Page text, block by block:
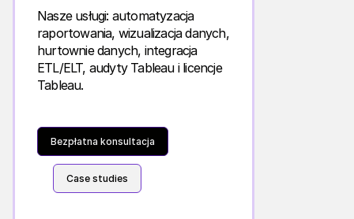
Nasze usługi: automatyzacja
raportowania, wizualizacja danych,
hurtownie danych, integracja
ETL/ELT, audyty Tableau i licencje
Tableau.
Bezpłatna konsultacja
Case studies